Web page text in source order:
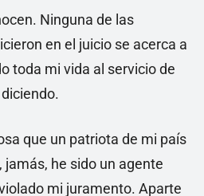
Ninguna de las
en el juicio se acerca a
toda mi vida al servicio de
que un patriota de mi país
he sido un agente
mi juramento. Aparte